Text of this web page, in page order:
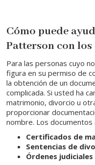
Cómo puede
Patterson con
Para las personas cuyo
figura en su permiso de
la obtención de un
complicada. Si usted ha
matrimonio, divorcio u
proporcionar
nombre. Los documentos
Certificados de
Sentencias de
Órdenes judiciales